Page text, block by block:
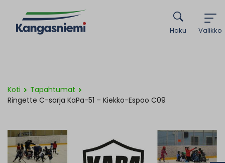
Valikko
Haku
Koti
Tapahtumat
Ringette C-sarja KaPa-51 – Kiekko-Espoo C09